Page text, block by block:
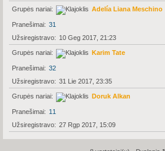
Grupės nariai Adelía Liana Meschino
Pranešimai
31
Užsiregistravo
10 Geg 2017, 21:23
Grupės nariai Karim Tate
Pranešimai
32
Užsiregistravo
31 Lie 2017, 23:35
Grupės nariai Doruk Alkan
Pranešimai
11
Užsiregistravo
27 Rgp 2017, 15:09